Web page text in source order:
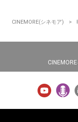
CINEMORE(シネモア)